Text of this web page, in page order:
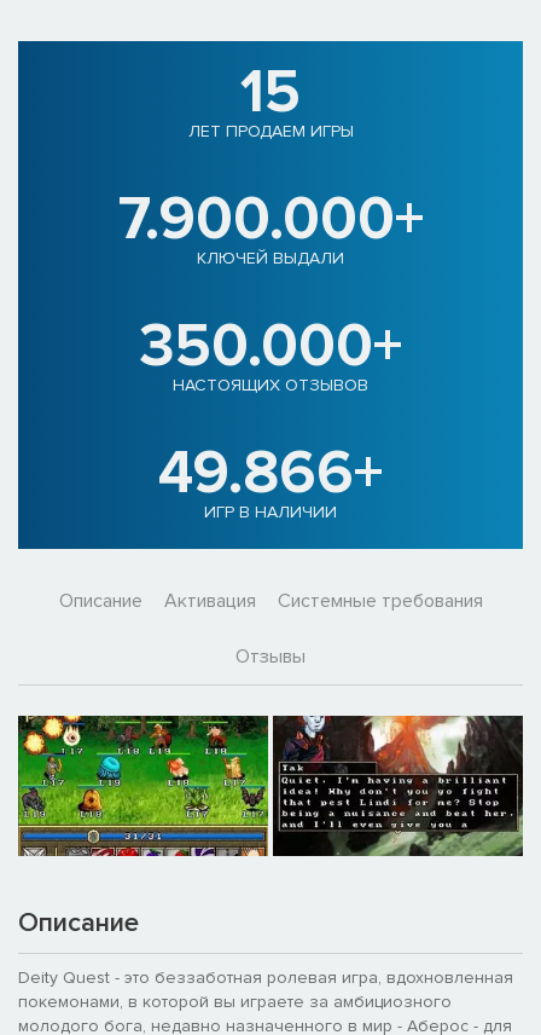
15
ЛЕТ ПРОДАЕМ ИГРЫ
7.900.000+
КЛЮЧЕЙ ВЫДАЛИ
350.000+
НАСТОЯЩИХ ОТЗЫВОВ
49.866+
ИГР В НАЛИЧИИ
Описание Активация Системные требования
Отзывы
Описание
Deity Quest - это беззаботная ролевая игра, вдохновленная
покемонами, в которой вы играете за амбициозного
молодого бога, недавно назначенного в мир - Аберос - для